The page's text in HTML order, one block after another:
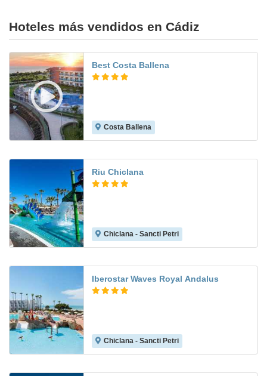
Hoteles más vendidos en Cádiz
Best Costa Ballena
Costa Ballena
Riu Chiclana
Chiclana - Sancti Petri
Iberostar Waves Royal Andalus
Chiclana - Sancti Petri